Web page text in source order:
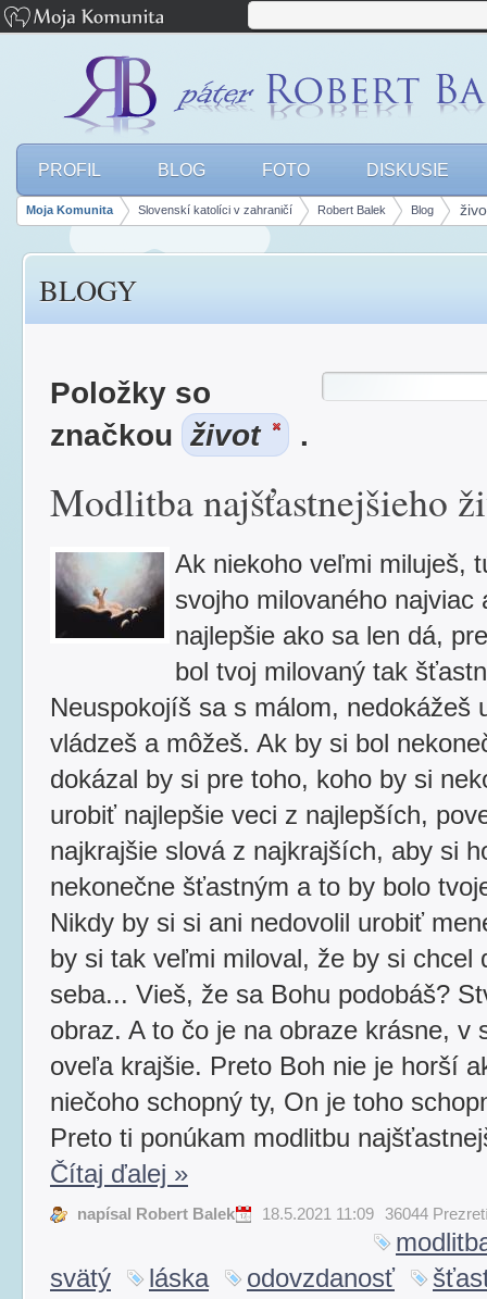
PROFIL BLOG FOTO DISKUSIE
panely, lišty
Moja Komunita Slovenskí katolíci v zahraničí Robert Balek Blog
BLOGY
Položky so
značkou život .
Modlitba najšťastnejšieho
Ak niekoho veľmi miluješ,
svojho milovaného najviac
najlepšie ako sa len dá,
bol tvoj milovaný tak
Neuspokojíš sa s málom, nedokážeš
vládzeš a môžeš. Ak by si bol
dokázal by si pre toho, koho by si
urobiť najlepšie veci z najlepších,
najkrajšie slová z najkrajších, aby si
nekonečne šťastným a to by bolo
Nikdy by si si ani nedovolil urobiť
by si tak veľmi miloval, že by si chcel
seba... Vieš, že sa Bohu podobáš?
obraz. A to čo je na obraze krásne, v
oveľa krajšie. Preto Boh nie je horší
niečoho schopný ty, On je toho
Preto ti ponúkam modlitbu
Čítaj ďalej »
napísal Robert Balek 18.5.2021 11:09 36044
svätý
láska odovzdanosť